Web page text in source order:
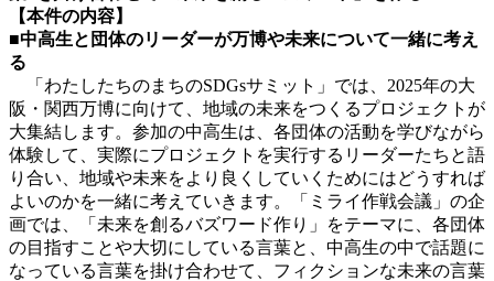
【本件の内容】
■中高生と団体のリーダーが万博や未来について一緒に考え
る
「わたしたちのまちのSDGsサミット」では、2025年の大
阪・関西万博に向けて、地域の未来をつくるプロジェクトが
大集結します。参加の中高生は、各団体の活動を学びながら
体験して、実際にプロジェクトを実行するリーダーたちと語
り合い、地域や未来をより良くしていくためにはどうすれば
よいのかを一緒に考えていきます。「ミライ作戦会議」の企
画では、「未来を創るバズワード作り」をテーマに、各団体
の目指すことや大切にしている言葉と、中高生の中で話題に
なっている言葉を掛け合わせて、フィクションな未来の言葉